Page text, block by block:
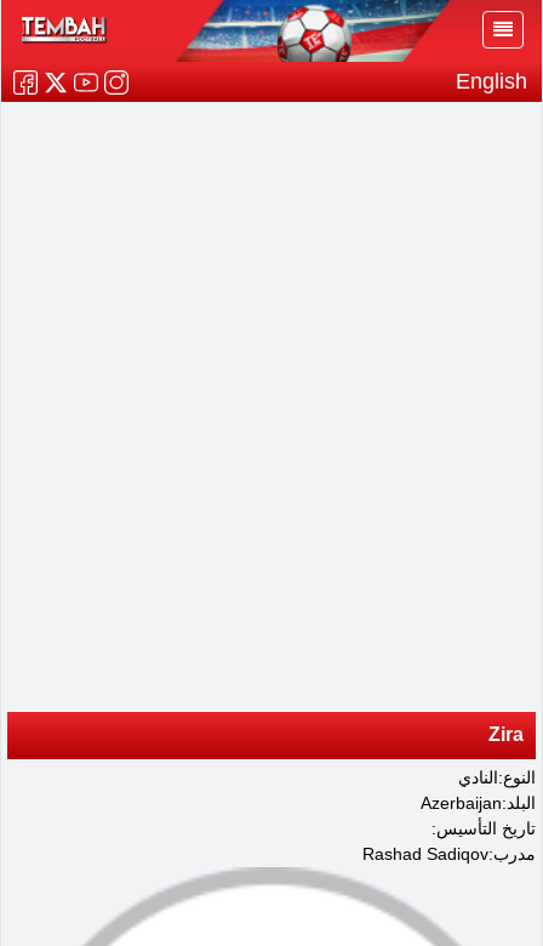
English
Zira
النوع:النادي
البلد:Azerbaijan
تاريخ التأسيس:
مدرب:Rashad Sadiqov